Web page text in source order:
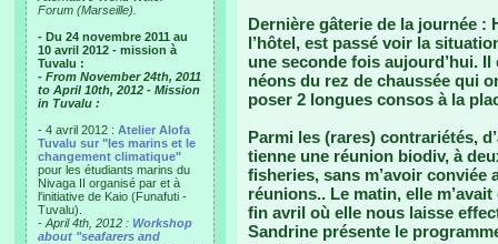
Forum (Marseille).
- Du 24 novembre 2011 au
10 avril 2012 - mission à
Tuvalu :
- From November 24th, 2011
to April 10th, 2012 - Mission
in Tuvalu :
- 4 avril 2012 : Atelier Alofa
Tuvalu sur "les marins et le
changement climatique"
pour les étudiants marins du
Nivaga II organisé par et à
l'initiative de Kaio (Funafuti -
Tuvalu).
- April 4th, 2012 : Workshop
about "seafarers and
Dernière gâterie de la journée :
l’hôtel, est passé voir la
une seconde fois aujourd’hui.
néons du rez de chaussée qui
poser 2 longues consos à la
Parmi les (rares) contrariétés,
tienne une réunion biodiv, à
fisheries, sans m’avoir conviée
réunions.. Le matin, elle
fin avril où elle nous laisse
Sandrine présente le